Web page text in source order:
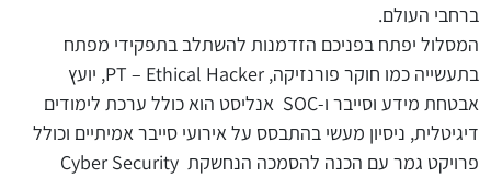
ברחבי העולם.
המסלול יפתח בפניכם הזדמנות להשתלב בתפקידי מפתח
בתעשייה כמו חוקר פורנזיקה, PT – Ethical Hacker, יועץ
אבטחת מידע וסייבר ו-SOC אנליסט הוא כולל ערכת לימודים
דיגיטלית, ניסיון מעשי בהתבסס על אירועי סייבר אמיתיים וכולל
פרויקט גמר עם הכנה להסמכה הנחשקת Cyber Security